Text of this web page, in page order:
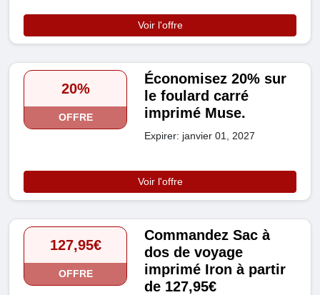
Voir l'offre
20%
OFFRE
Économisez 20% sur
le foulard carré
imprimé Muse.
Expirer: janvier 01, 2027
Voir l'offre
127,95€
OFFRE
Commandez Sac à
dos de voyage
imprimé Iron à partir
de 127,95€